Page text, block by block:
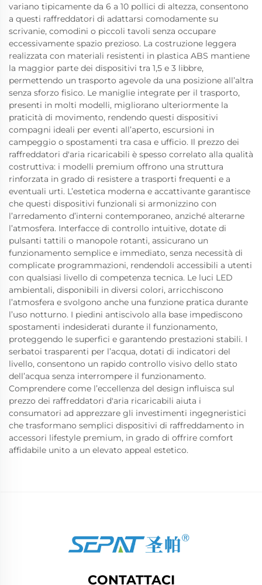
variano tipicamente da 6 a 10 pollici di altezza, consentono
a questi raffreddatori di adattarsi comodamente su
scrivanie, comodini o piccoli tavoli senza occupare
eccessivamente spazio prezioso. La costruzione leggera
realizzata con materiali resistenti in plastica ABS mantiene
la maggior parte dei dispositivi tra 1,5 e 3 libbre,
permettendo un trasporto agevole da una posizione all’altra
senza sforzo fisico. Le maniglie integrate per il trasporto,
presenti in molti modelli, migliorano ulteriormente la
praticità di movimento, rendendo questi dispositivi
compagni ideali per eventi all’aperto, escursioni in
campeggio o spostamenti tra casa e ufficio. Il prezzo dei
raffreddatori d'aria ricaricabili è spesso correlato alla qualità
costruttiva: i modelli premium offrono una struttura
rinforzata in grado di resistere a trasporti frequenti e a
eventuali urti. L’estetica moderna e accattivante garantisce
che questi dispositivi funzionali si armonizzino con
l’arredamento d’interni contemporaneo, anziché alterarne
l’atmosfera. Interfacce di controllo intuitive, dotate di
pulsanti tattili o manopole rotanti, assicurano un
funzionamento semplice e immediato, senza necessità di
complicate programmazioni, rendendoli accessibili a utenti
con qualsiasi livello di competenza tecnica. Le luci LED
ambientali, disponibili in diversi colori, arricchiscono
l’atmosfera e svolgono anche una funzione pratica durante
l’uso notturno. I piedini antiscivolo alla base impediscono
spostamenti indesiderati durante il funzionamento,
proteggendo le superfici e garantendo prestazioni stabili. I
serbatoi trasparenti per l’acqua, dotati di indicatori del
livello, consentono un rapido controllo visivo dello stato
dell’acqua senza interrompere il funzionamento.
Comprendere come l’eccellenza del design influisca sul
prezzo dei raffreddatori d'aria ricaricabili aiuta i
consumatori ad apprezzare gli investimenti ingegneristici
che trasformano semplici dispositivi di raffreddamento in
accessori lifestyle premium, in grado di offrire comfort
affidabile unito a un elevato appeal estetico.
CONTATTACI